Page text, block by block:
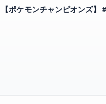
ポケモンチャンピオンズ】